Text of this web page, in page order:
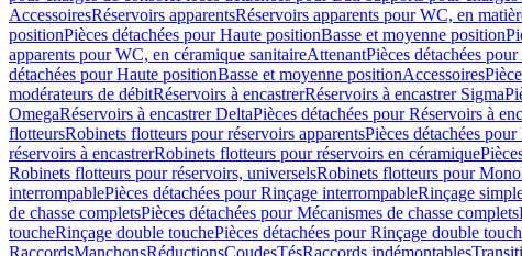
AccessoiresRéservoirs apparentsRéservoirs apparents pour WC, en
positionPièces détachées pour Haute positionBasse et moyenne position
apparents pour WC, en céramique sanitaireAttenantPièces détachées
détachées pour Haute positionBasse et moyenne positionAccessoires
modérateurs de débitRéservoirs à encastrerRéservoirs à encastrer Sigma
OmegaRéservoirs à encastrer DeltaPièces détachées pour Réservoirs à
flotteursRobinets flotteurs pour réservoirs apparentsPièces détachées
réservoirs à encastrerRobinets flotteurs pour réservoirs en céramique
Robinets flotteurs pour réservoirs, universelsRobinets flotteurs pour
interrompablePièces détachées pour Rinçage interrompableRinçage
de chasse completsPièces détachées pour Mécanismes de chasse complets
toucheRinçage double touchePièces détachées pour Rinçage double
RaccordsManchonsRéductionsCoudesTésRaccords indémontables